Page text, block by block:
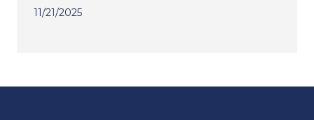
11/21/2025